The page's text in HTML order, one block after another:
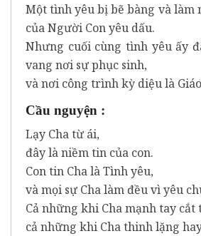
Một tình yêu bị bẽ bàng và làm
của Người Con yêu dấu.
Nhưng cuối cùng tình yêu ấy
vang nơi sự phục sinh,
và nơi công trình kỳ diệu là
Cầu nguyện :
Lạy Cha từ ái,
đây là niềm tin của con.
Con tin Cha là Tình yêu,
và mọi sự Cha làm đều vì yêu
Cả những khi Cha mạnh tay cắt
cả những khi Cha thinh lặng